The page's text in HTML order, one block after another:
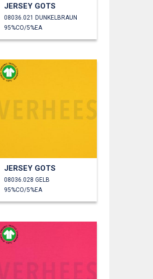
JERSEY GOTS
08036.021 DUNKELBRAUN
95%CO/5%EA
JERSEY GOTS
08036.028 GELB
95%CO/5%EA